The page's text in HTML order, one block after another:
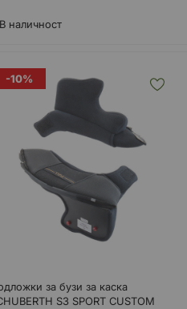
В наличност
-10%
за бузи за каска
S3 SPORT CUSTOM